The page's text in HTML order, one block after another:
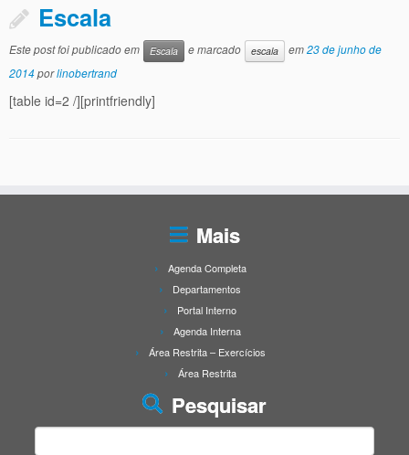
Escala
Este post foi publicado em Escala e marcado escala em23 de junho de
2014porlinobertrand
[table id=2 /][printfriendly]
Mais
Agenda Completa
Departamentos
Portal Interno
Agenda Interna
Área Restrita – Exercícios
Área Restrita
Pesquisar